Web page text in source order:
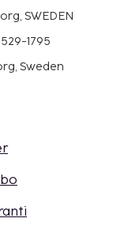
SWEDEN
1795
Sweden